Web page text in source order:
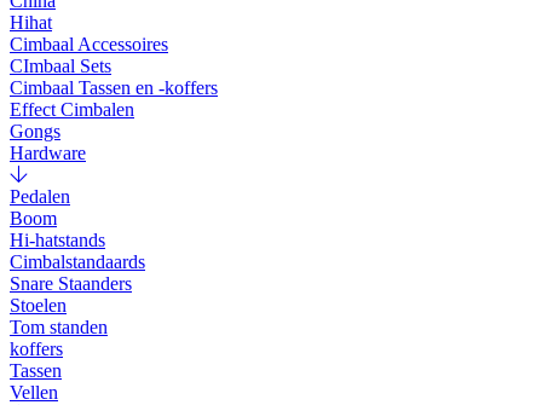
Hihat
Cimbaal Accessoires
CImbaal Sets
Cimbaal Tassen en -koffers
Effect Cimbalen
Gongs
Hardware
Pedalen
Boom
Hi-hatstands
Cimbalstandaards
Snare Staanders
Stoelen
Tom standen
koffers
Tassen
Vellen